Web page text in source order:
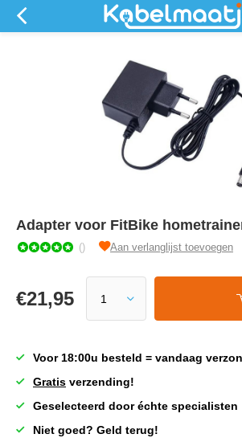
Adapter voor FitBike
() Aan verlanglijst toevoegen
€21,95
Voor 18:00u besteld = vandaag
Gratis verzending!
Geselecteerd door échte specialisten
Niet goed? Geld terug!